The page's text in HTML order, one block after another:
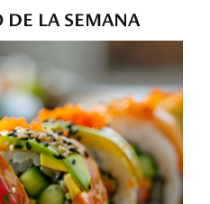
DE LA SEMANA